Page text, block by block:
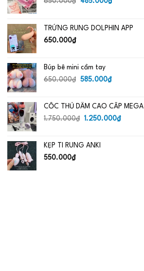
650.000₫.là:
TRỨNG RUNG DOLPHIN APP
650.000₫
Búp bê mini cầm tay
650.000₫
Giá
650.000₫.
585.000₫Giá
là:
585.000₫.
CỐC THỦ DÂM CAO CẤP MEGA
1.750.000₫
Giá
1.750.000₫.
1.250.000₫Giá
KẸP TI RUNG ANKI
550.000₫